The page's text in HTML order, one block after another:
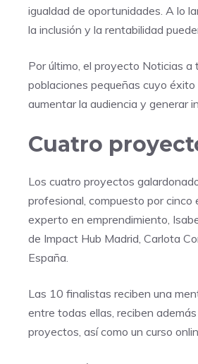
igualdad de oportunidades. A lo
la inclusión y la rentabilidad
Por último, el proyecto Noticias a
poblaciones pequeñas cuyo
aumentar la audiencia y generar
Cuatro
Los cuatro proyectos
profesional, compuesto por
experto en emprendimiento,
de Impact Hub Madrid, Carlota
España.
Las 10 finalistas reciben una
entre todas ellas, reciben
proyectos, así como un curso